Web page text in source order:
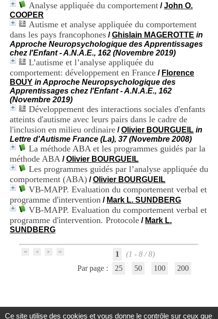
Analyse appliquée du comportement /John O.
COOPER
Autisme et analyse appliquée du comportement
dans les pays francophones /Ghislain MAGEROTTE in
Approche Neuropsychologique des Apprentissages
chez l'Enfant - A.N.A.E., 162 (Novembre 2019)
L’autisme et l’analyse appliquée du
comportement: développement en France / Florence
BOUY in Approche Neuropsychologique des
Apprentissages chez l'Enfant - A.N.A.E., 162
(Novembre 2019)
Développement des interactions sociales d'enfants
atteints d'autisme avec leurs pairs dans le cadre de
l'inclusion en milieu ordinaire /Olivier BOURGUEIL in
Lettre d'Autisme France (La), 37 (Novembre 2008)
La méthode ABA et les programmes guidés par la
méthode ABA /Olivier BOURGUEIL
Les programmes guidés par l’analyse appliquée du
comportement (ABA) /Olivier BOURGUEIL
VB-MAPP. Evaluation du comportement verbal et
programme d'intervention / Mark L. SUNDBERG
VB-MAPP. Evaluation du comportement verbal et
programme d'intervention. Protocole / Mark L.
SUNDBERG
1
(1 - 8 / 8)
Par page :
25 50 100 200
e
o
c
u
m
e
n
t
a
t
o
n
d
u
C
R
A
R
h
ô
n
e
-
p
C
r
e
Ce site utilise des cookies et vous donne le contrôle sur ceux que